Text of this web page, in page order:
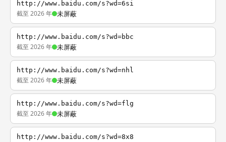
http://www.baidu.com/s?wd=6si
截至 2026 年 未屏蔽
http://www.baidu.com/s?wd=bbc
截至 2026 年 未屏蔽
http://www.baidu.com/s?wd=nhl
截至 2026 年 未屏蔽
http://www.baidu.com/s?wd=flg
截至 2026 年 未屏蔽
http://www.baidu.com/s?wd=8x8